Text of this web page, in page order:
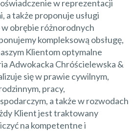
w reprezentacji
a także proponuje usługi
obrębie różnorodnych
kompleksową obsługę,
Klientom optymalne
Adwokacka Chróścielewska &
się w prawie cywilnym,
pracy,
a także w rozwodach
Klient jest traktowany
na kompetentne i